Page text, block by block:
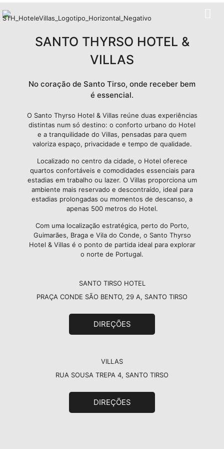
SANTO THYRSO HOTEL &
VILLAS
No coração de Santo Tirso, onde receber bem
é essencial.
O Santo Thyrso Hotel & Villas reúne duas experiências
distintas num só destino: o conforto urbano do Hotel
e a tranquilidade do Villas, pensadas para quem
valoriza espaço, privacidade e tempo de qualidade.
Localizado no centro da cidade, o Hotel oferece
quartos confortáveis e comodidades essenciais para
estadias em trabalho ou lazer. O Villas proporciona um
ambiente mais reservado e descontraído, ideal para
estadias prolongadas ou momentos de descanso, a
apenas 500 metros do Hotel.
Com uma localização estratégica, perto do Porto,
Guimarães, Braga e Vila do Conde, o Santo Thyrso
Hotel & Villas é o ponto de partida ideal para explorar
o norte de Portugal.
SANTO TIRSO HOTEL
PRAÇA CONDE SÃO BENTO, 29 A, SANTO TIRSO
DIREÇÕES
VILLAS
RUA SOUSA TREPA 4, SANTO TIRSO
DIREÇÕES